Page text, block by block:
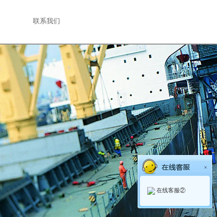
联系我们
×
在线客服②